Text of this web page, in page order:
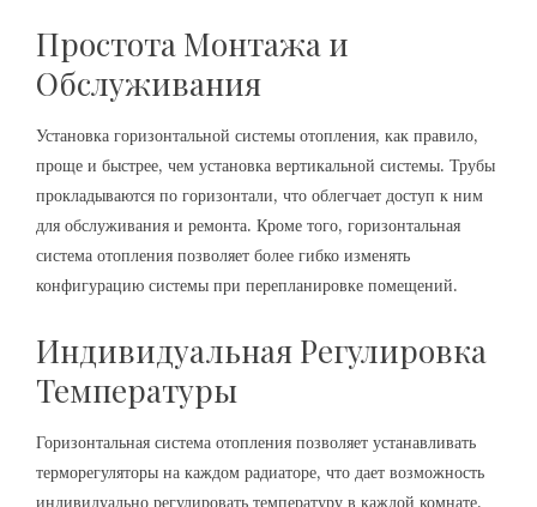
Простота Монтажа и
Обслуживания
Установка горизонтальной системы отопления, как правило,
проще и быстрее, чем установка вертикальной системы. Трубы
прокладываются по горизонтали, что облегчает доступ к ним
для обслуживания и ремонта. Кроме того, горизонтальная
система отопления позволяет более гибко изменять
конфигурацию системы при перепланировке помещений.
Индивидуальная Регулировка
Температуры
Горизонтальная система отопления позволяет устанавливать
терморегуляторы на каждом радиаторе, что дает возможность
индивидуально регулировать температуру в каждой комнате.